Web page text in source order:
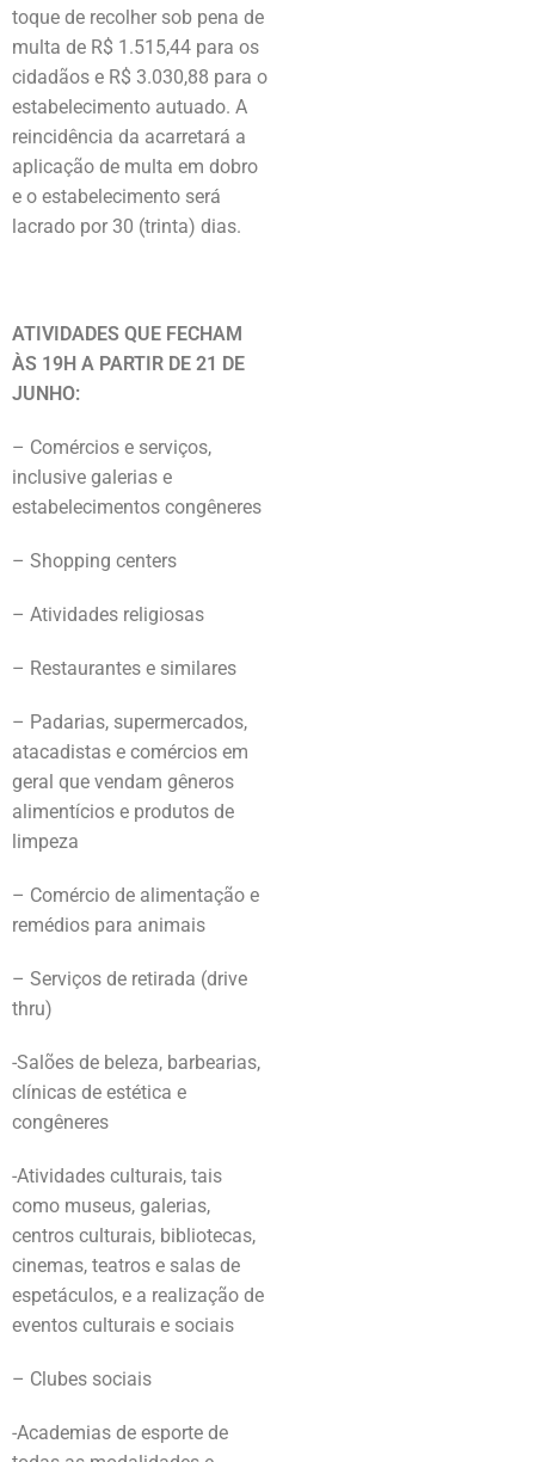
toque de recolher sob pena de
multa de R$ 1.515,44 para os
cidadãos e R$ 3.030,88 para o
estabelecimento autuado. A
reincidência da acarretará a
aplicação de multa em dobro
e o estabelecimento será
lacrado por 30 (trinta) dias.
ATIVIDADES QUE FECHAM
ÀS 19H A PARTIR DE 21 DE
JUNHO:
– Comércios e serviços,
inclusive galerias e
estabelecimentos congêneres
– Shopping centers
– Atividades religiosas
– Restaurantes e similares
– Padarias, supermercados,
atacadistas e comércios em
geral que vendam gêneros
alimentícios e produtos de
limpeza
– Comércio de alimentação e
remédios para animais
– Serviços de retirada (drive
thru)
-Salões de beleza, barbearias,
clínicas de estética e
congêneres
-Atividades culturais, tais
como museus, galerias,
centros culturais, bibliotecas,
cinemas, teatros e salas de
espetáculos, e a realização de
eventos culturais e sociais
– Clubes sociais
-Academias de esporte de